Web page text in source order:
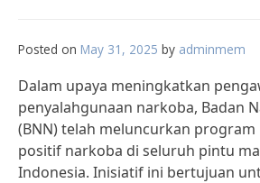
Posted on May 31, 2025 by adminmem
Dalam upaya meningkatkan
penyalahgunaan narkoba, Badan
(BNN) telah meluncurkan program
positif narkoba di seluruh pintu
Indonesia. Inisiatif ini bertujuan